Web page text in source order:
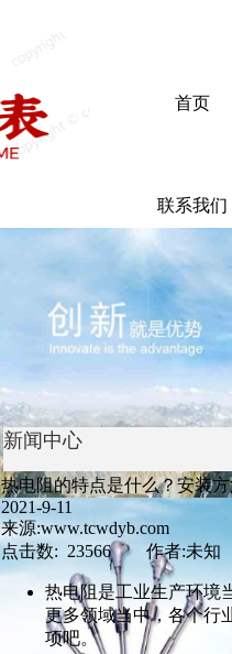
首页
联系我们
新闻中心
热电阻的特点是什么？安装
2021-9-11
来源:www.tcwdyb.com
点击数: 23566 作者:未知
热电阻是工业生产环境
更多领域当中，各个行
项吧。